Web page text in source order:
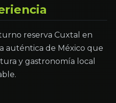
reserva Cuxtal en
auténtica de México que
y gastronomía local